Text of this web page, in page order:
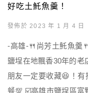
好吃土魠魚羹！
發佈於 2023 年 1 月 4 日
-高雄-🍴尚芳土魠魚羹
鹽埕在地飄香30年的老
朋友一定要收藏😆！
餐💯 ☑️高雄市鹽埕區富